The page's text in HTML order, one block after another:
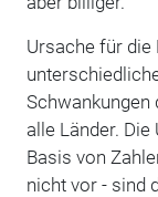
Ursache für die
alle Länder.
Basis von
nicht vor - sind